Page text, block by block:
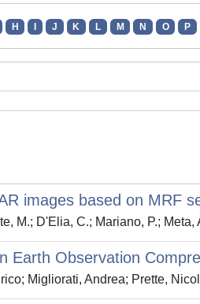
H J K L M N O P
images based on MRF
M.; D'Elia, C.; Mariano, P.; Meta,
Earth Observation
Migliorati, Andrea; Prette,